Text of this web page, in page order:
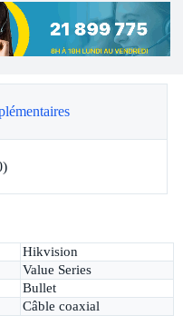
Hikvision
Value Series
Bullet
Câble coaxial